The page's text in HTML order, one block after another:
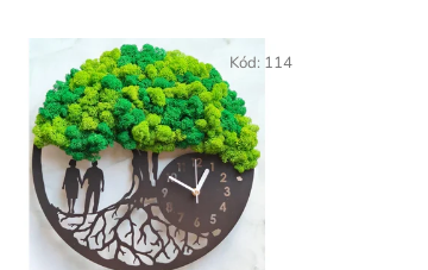
e
i
e
p
r
o
d
Kód: 114